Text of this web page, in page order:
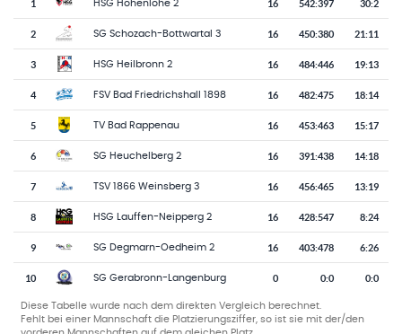
1 HSG Hohenlohe 2 16 542:397 30:2
2 SG Schozach-Bottwartal 3 16 450:380 21:11
3 HSG Heilbronn 2 16 484:446 19:13
4 FSV Bad Friedrichshall 1898 16 482:475 18:14
5 TV Bad Rappenau 16 453:463 15:17
6 SG Heuchelberg 2 16 391:438 14:18
7 TSV 1866 Weinsberg 3 16 456:465 13:19
8 HSG Lauffen-Neipperg 2 16 428:547 8:24
9 SG Degmarn-Oedheim 2 16 403:478 6:26
10 SG Gerabronn-Langenburg 0 0:0 0:0
Diese Tabelle wurde nach dem direkten Vergleich berechnet.
Fehlt bei einer Mannschaft die Platzierungsziffer, so ist sie mit der/den